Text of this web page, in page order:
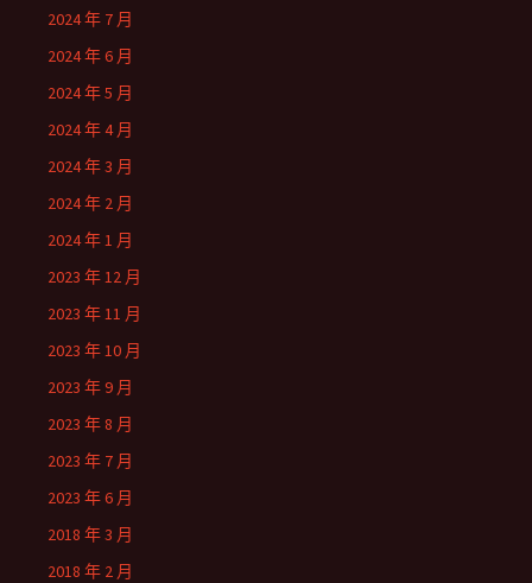
2024 年 7 月
2024 年 6 月
2024 年 5 月
2024 年 4 月
2024 年 3 月
2024 年 2 月
2024 年 1 月
2023 年 12 月
2023 年 11 月
2023 年 10 月
2023 年 9 月
2023 年 8 月
2023 年 7 月
2023 年 6 月
2018 年 3 月
2018 年 2 月